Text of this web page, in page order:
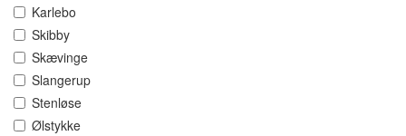
Karlebo
Skibby
Skævinge
Slangerup
Stenløse
Ølstykke